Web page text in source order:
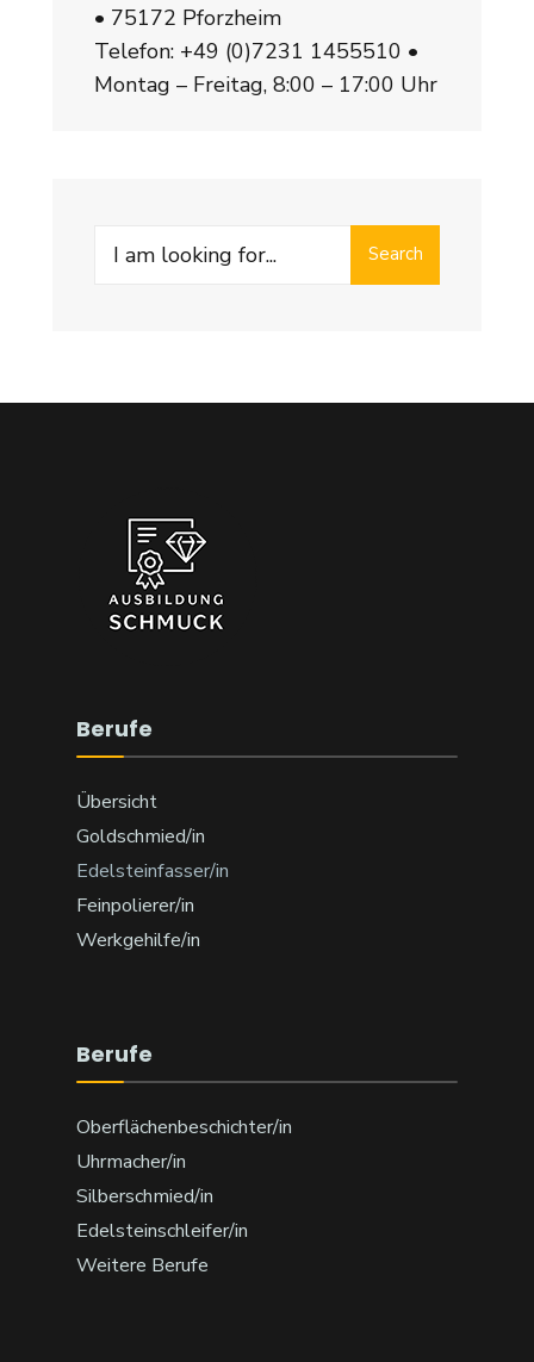
• 75172 Pforzheim
Telefon: +49 (0)7231 1455510 •
Montag – Freitag, 8:00 – 17:00 Uhr
Search
Search
Berufe
Übersicht
Goldschmied/in
Edelsteinfasser/in
Feinpolierer/in
Werkgehilfe/in
Berufe
Oberflächenbeschichter/in
Uhrmacher/in
Silberschmied/in
Edelsteinschleifer/in
Weitere Berufe